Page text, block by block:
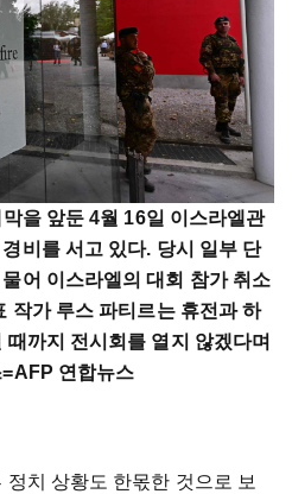
을 앞둔 4월 16일 이스라엘관
비를 서고 있다. 당시 일부 단
어 이스라엘의 대회 참가 취소
작가 루스 파티르는 휴전과 하
까지 전시회를 열지 않겠다며
연합뉴스
치 상황도 한몫한 것으로 보